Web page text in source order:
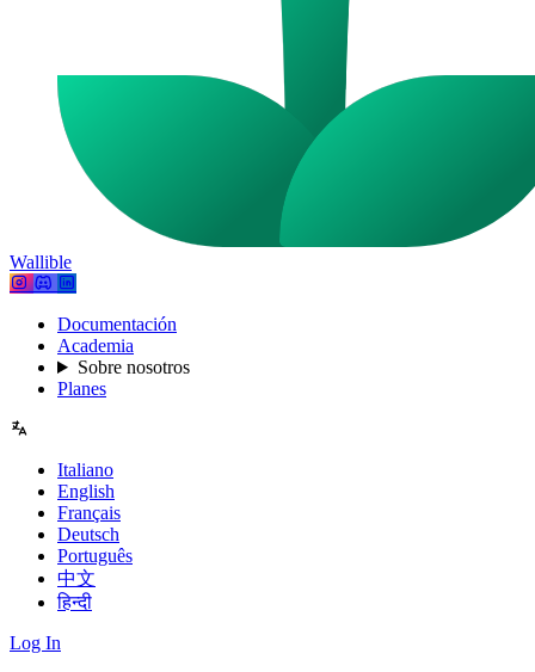
Wallible
Documentación
Academia
Sobre nosotros
Planes
Italiano
English
Français
Deutsch
Português
中文
हिन्दी
Log In